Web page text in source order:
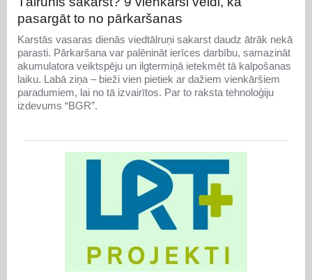
pasargāt to no pārkaršanas
Karstās vasaras dienās viedtālruņi sakarst daudz ātrāk nekā
parasti. Pārkaršana var palēnināt ierīces darbību, samazināt
akumulatora veiktspēju un ilgtermiņā ietekmēt tā kalpošanas
laiku. Labā ziņa – bieži vien pietiek ar dažiem vienkāršiem
paradumiem, lai no tā izvairītos. Par to raksta tehnoloģiju
izdevums “BGR”.